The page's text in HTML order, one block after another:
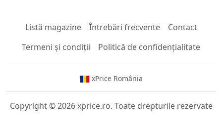
Listă magazine Întrebări frecvente
Contact
Termeni și condiții
Politică de confidențialitate
xPrice România
Copyright © 2026 xprice.ro. Toate drepturile rezervate